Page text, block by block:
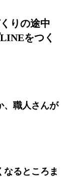
りの途中
をつく
、職人さんが
なるところま